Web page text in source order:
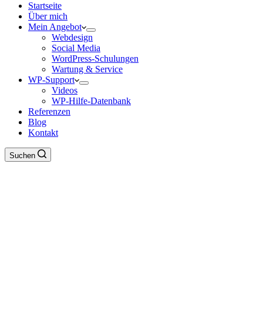
Startseite
Über mich
Mein Angebot
Webdesign
Social Media
WordPress-Schulungen
Wartung & Service
WP-Support
Videos
WP-Hilfe-Datenbank
Referenzen
Blog
Kontakt
Suchen